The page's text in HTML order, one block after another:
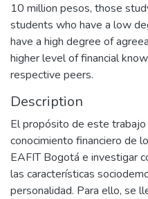
10 million pesos, those
students who have a low
have a high degree of
higher level of financial
respective peers.
Description
El propósito de este
conocimiento financiero de
EAFIT Bogotá e investigar
las características
personalidad. Para ello, se